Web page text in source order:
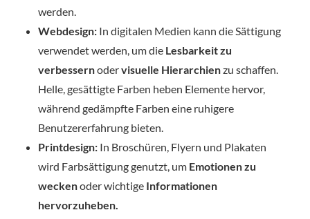
werden.
Webdesign: In digitalen Medien kann die Sättigung
verwendet werden, um die Lesbarkeit zu
verbessernodervisuelle Hierarchienzu schaffen.
Helle, gesättigte Farben heben Elemente hervor,
während gedämpfte Farben eine ruhigere
Benutzererfahrung bieten.
Printdesign: In Broschüren, Flyern und Plakaten
wird Farbsättigung genutzt, um Emotionen zu
weckenoder wichtige Informationen
hervorzuheben.